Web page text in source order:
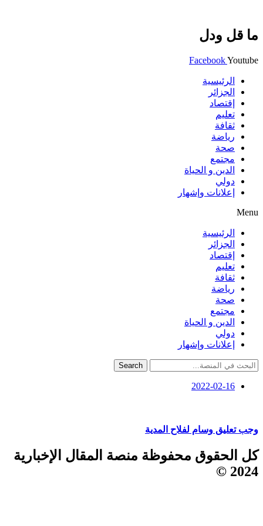
ما قل ودل
FacebookYoutube
الرئيسية
الجزائر
إقتصاد
تعليم
ثقافة
رياضة
صحة
مجتمع
الدين و الحياة
دولي
إعلانات وإشهار
Menu
الرئيسية
الجزائر
إقتصاد
تعليم
ثقافة
رياضة
صحة
مجتمع
الدين و الحياة
دولي
إعلانات وإشهار
Search
2022-02-16
وجب تعليق وسام لفلاح المدية
كل الحقوق محفوظة منصة المقال الإخبارية
2024 ©